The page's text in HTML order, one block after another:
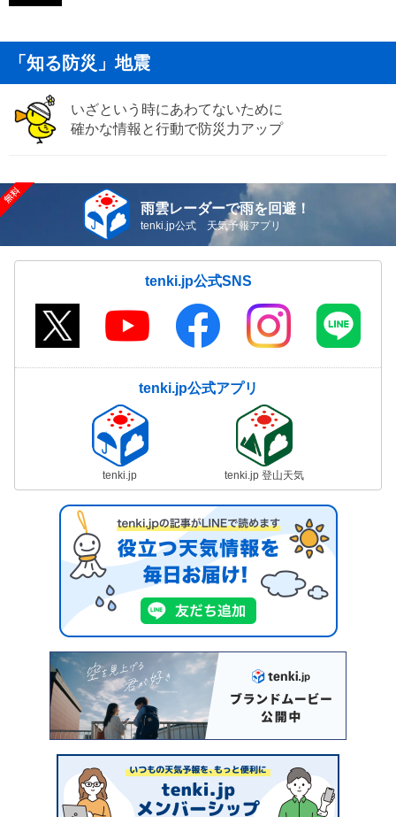
「知る防災」地震
いざという時にあわてないために
確かな情報と行動で防災力アップ
雨雲レーダーで雨を回避！
tenki.jp公式 天気予報アプリ
tenki.jp公式SNS
tenki.jp公式アプリ
tenki.jp tenki.jp 登山天気